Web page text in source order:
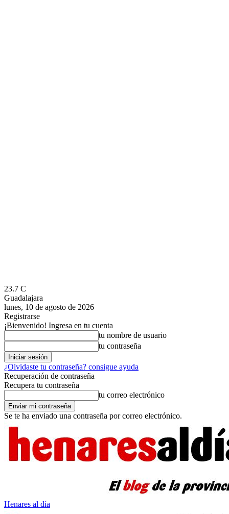
23.7 C
Guadalajara
lunes, 10 de agosto de 2026
Registrarse
¡Bienvenido! Ingresa en tu cuenta
tu nombre de usuario
tu contraseña
¿Olvidaste tu contraseña? consigue ayuda
Recuperación de contraseña
Recupera tu contraseña
tu correo electrónico
Se te ha enviado una contraseña por correo electrónico.
Henares al día